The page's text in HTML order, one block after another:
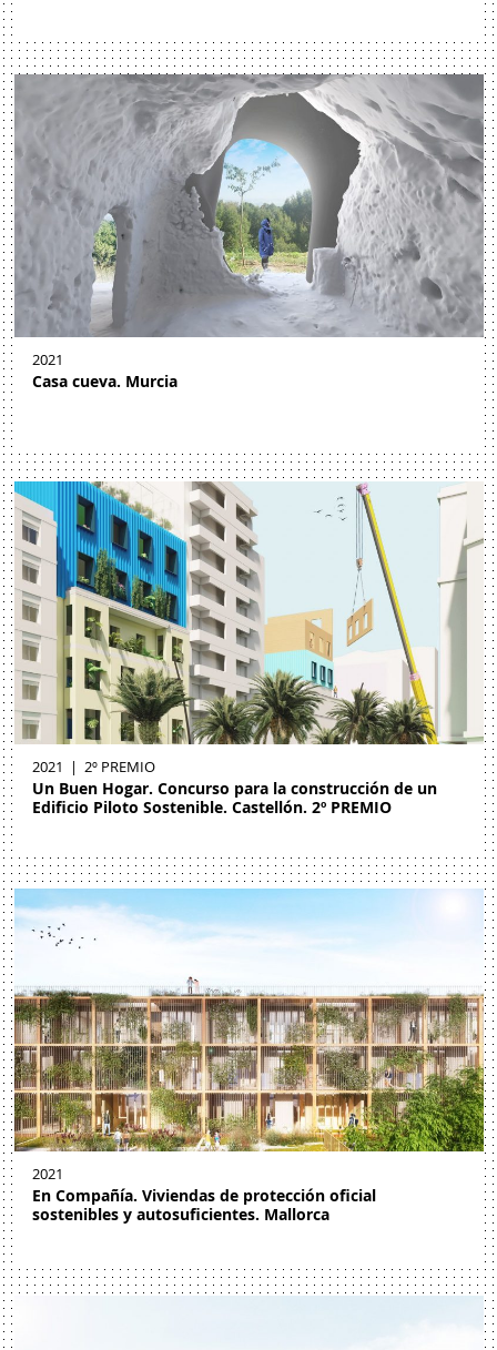
2021
Casa cueva. Murcia
2021 2º PREMIO
Un Buen Hogar. Concurso para la construcción de un
Edificio Piloto Sostenible. Castellón. 2º PREMIO
2021
En Compañía. Viviendas de protección oficial
sostenibles y autosuficientes. Mallorca